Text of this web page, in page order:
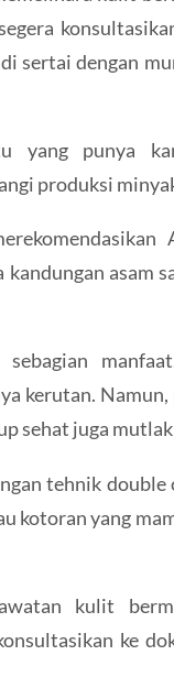
sertai dengan
punya
produksi
asam
kerutan.
sehat juga
tehnik double
kotoran yang
kulit
ke